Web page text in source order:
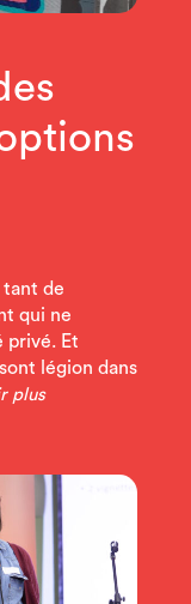
tant de
qui ne
privé. Et
légion dans
plus